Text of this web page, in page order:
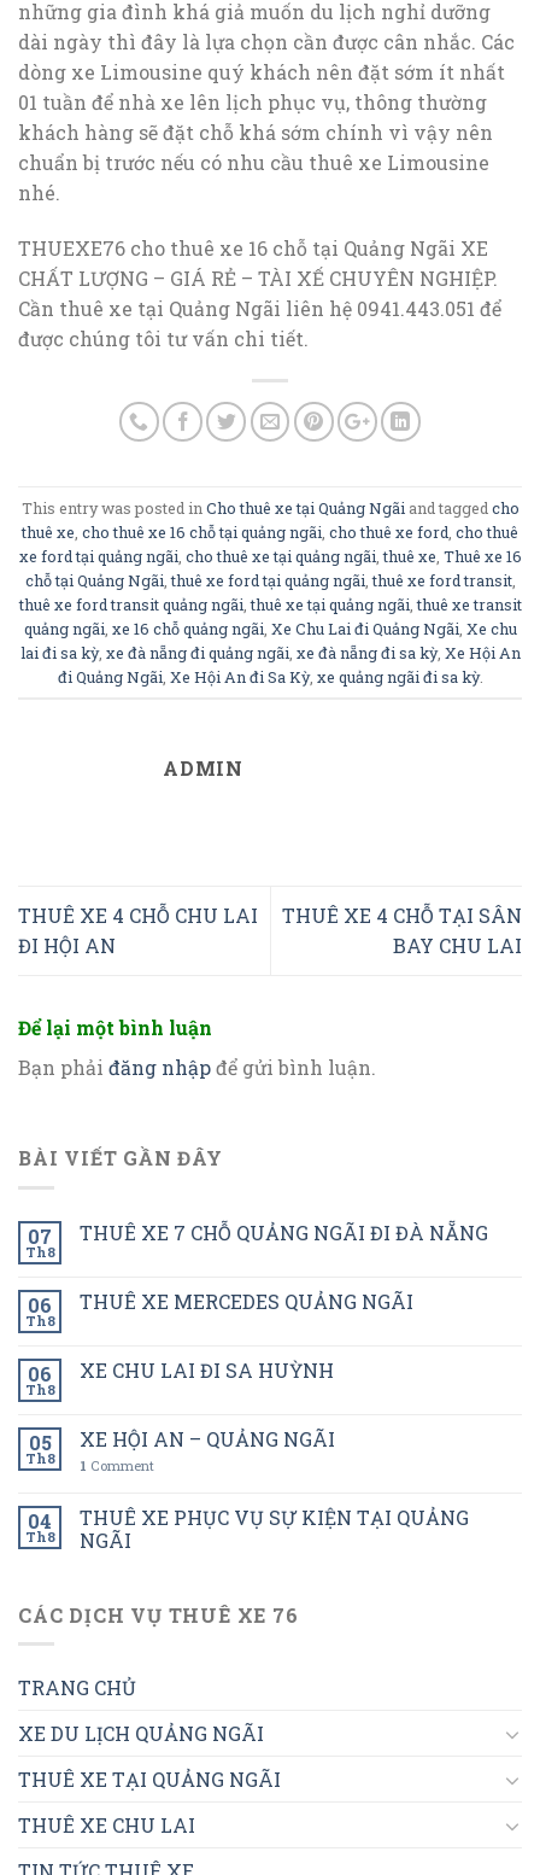
những gia đình khá giả muốn du lịch nghỉ dưỡng
dài ngày thì đây là lựa chọn cần được cân nhắc. Các
dòng xe Limousine quý khách nên đặt sớm ít nhất
01 tuần để nhà xe lên lịch phục vụ, thông thường
khách hàng sẽ đặt chỗ khá sớm chính vì vậy nên
chuẩn bị trước nếu có nhu cầu thuê xe Limousine
nhé.
THUEXE76 cho thuê xe 16 chỗ tại Quảng Ngãi XE
CHẤT LƯỢNG – GIÁ RẺ – TÀI XẾ CHUYÊN NGHIỆP.
Cần thuê xe tại Quảng Ngãi liên hệ 0941.443.051 để
được chúng tôi tư vấn chi tiết.
This entry was posted in Cho thuê xe tại Quảng Ngãi and tagged cho
thuê xe cho thuê xe 16 chỗ tại quảng ngãi cho thuê xe ford cho thuê
xe ford tại quảng ngãi cho thuê xe tại quảng ngãi ,thuê xe Thuê xe 16
chỗ tại Quảng Ngãi ,thuê xe ford tại quảng ngãi ,thuê xe ford transit,
thuê xe ford transit quảng ngãi ,thuê xe tại quảng ngãi ,thuê xe transit
quảng ngãi xe 16 chỗ quảng ngãi Xe Chu Lai đi Quảng Ngãi Xe chu
lai đi sa kỳ, xe đà nẵng đi quảng ngãi xe đà nẵng đi sa kỳ, Xe Hội An
đi Quảng Ngãi Xe Hội An đi Sa Kỳ, xe quảng ngãi đi sa kỳ.
ADMIN
THUÊ XE 4 CHỖ CHU LAI
ĐI HỘI AN
THUÊ XE 4 CHỖ TẠI SÂN
BAY CHU LAI
Để lại một bình luận
Bạn phải đăng nhậpđể gửi bình luận.
BÀI VIẾT GẦN ĐÂY
07
Th8
THUÊ XE 7 CHỖ QUẢNG NGÃI ĐI ĐÀ NẴNG
06
Th8
THUÊ XE MERCEDES QUẢNG NGÃI
06
Th8
XE CHU LAI ĐI SA HUỲNH
05
Th8
XE HỘI AN – QUẢNG NGÃI
1 Comment
04
Th8
THUÊ XE PHỤC VỤ SỰ KIỆN TẠI QUẢNG
NGÃI
CÁC DỊCH VỤ THUÊ XE 76
TRANG CHỦ
XE DU LỊCH QUẢNG NGÃI
THUÊ XE TẠI QUẢNG NGÃI
THUÊ XE CHU LAI